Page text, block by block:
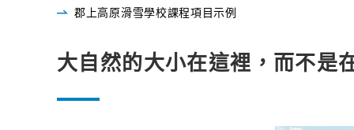
郡上高原滑雪學校課程項目示例
大自然的大小在這裡，而不是